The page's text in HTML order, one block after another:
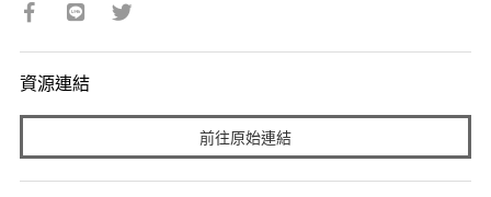
資源連結
前往原始連結